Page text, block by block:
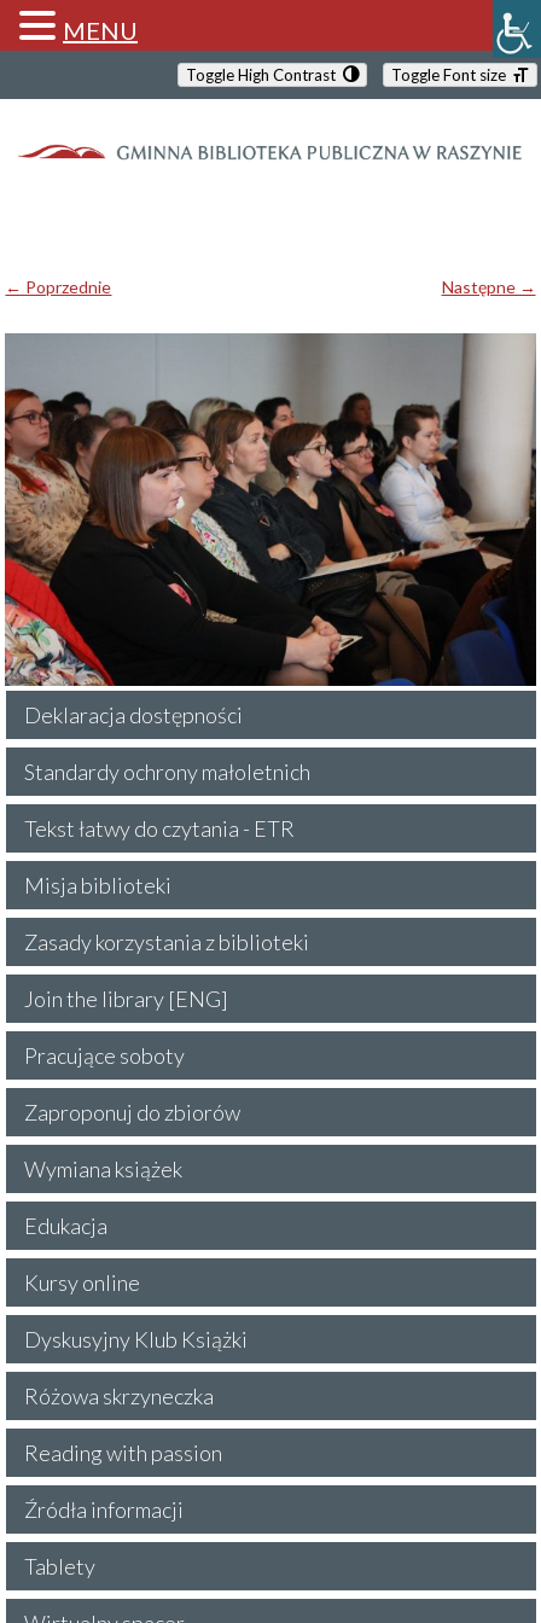
Toggle High Contrast Toggle Font size
← Poprzednie Następne →
Deklaracja dostępności
Standardy ochrony małoletnich
Tekst łatwy do czytania - ETR
Misja biblioteki
Zasady korzystania z biblioteki
Join the library [ENG]
Pracujące soboty
Zaproponuj do zbiorów
Wymiana książek
Edukacja
Kursy online
Dyskusyjny Klub Książki
Różowa skrzyneczka
Reading with passion
Źródła informacji
Tablety
MENU